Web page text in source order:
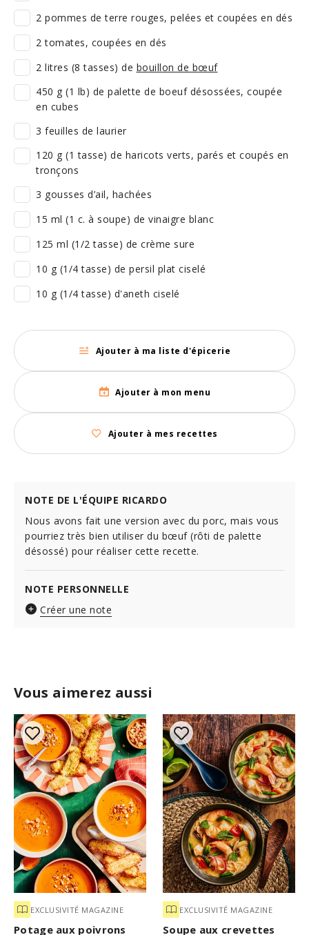
Vous aimerez aussi
EXCLUSIVITÉ MAGAZINE
Potage aux poivrons
EXCLUSIVITÉ MAGAZINE
Soupe aux crevettes
2 pommes de terre rouges, pelées et coupées en dés
2 tomates, coupées en dés
2 litres (8 tasses) de bouillon de bœuf
450 g (1 lb) de palette de boeuf désossées, coupée
en cubes
3 feuilles de laurier
120 g (1 tasse) de haricots verts, parés et coupés en
tronçons
3 gousses d’ail, hachées
15 ml (1 c. à soupe) de vinaigre blanc
125 ml (1/2 tasse) de crème sure
10 g (1/4 tasse) de persil plat ciselé
10 g (1/4 tasse) d'aneth ciselé
Ajouter à ma liste d'épicerie
Ajouter à mon menu
Ajouter à mes recettes
NOTE DE L'ÉQUIPE RICARDO
Nous avons fait une version avec du porc, mais vous
pourriez très bien utiliser du bœuf (rôti de palette
désossé) pour réaliser cette recette.
NOTE PERSONNELLE
Créer une note